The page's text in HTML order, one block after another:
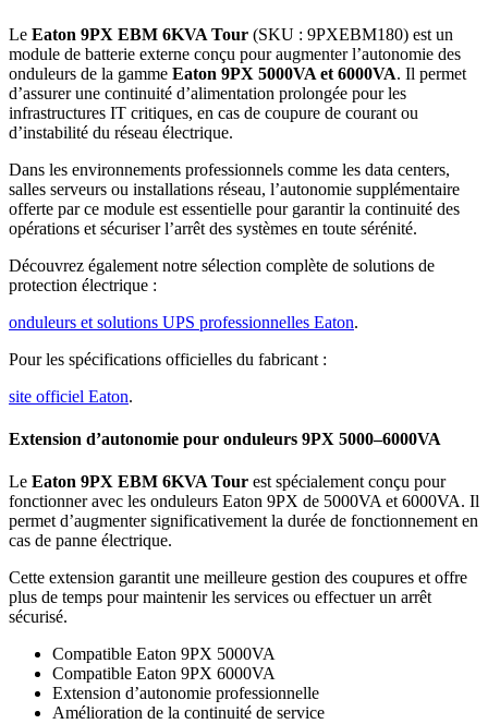
Le Eaton 9PX EBM 6KVA Tour (SKU : 9PXEBM180) est un
module de batterie externe conçu pour augmenter l’autonomie des
onduleurs de la gamme Eaton 9PX 5000VA et 6000VA. Il permet
d’assurer une continuité d’alimentation prolongée pour les
infrastructures IT critiques, en cas de coupure de courant ou
d’instabilité du réseau électrique.
Dans les environnements professionnels comme les data centers,
salles serveurs ou installations réseau, l’autonomie supplémentaire
offerte par ce module est essentielle pour garantir la continuité des
opérations et sécuriser l’arrêt des systèmes en toute sérénité.
Découvrez également notre sélection complète de solutions de
protection électrique :
onduleurs et solutions UPS professionnelles Eaton.
Pour les spécifications officielles du fabricant :
site officiel Eaton.
Extension d’autonomie pour onduleurs 9PX 5000–6000VA
Le Eaton 9PX EBM 6KVA Tour est spécialement conçu pour
fonctionner avec les onduleurs Eaton 9PX de 5000VA et 6000VA. Il
permet d’augmenter significativement la durée de fonctionnement en
cas de panne électrique.
Cette extension garantit une meilleure gestion des coupures et offre
plus de temps pour maintenir les services ou effectuer un arrêt
sécurisé.
Compatible Eaton 9PX 5000VA
Compatible Eaton 9PX 6000VA
Extension d’autonomie professionnelle
Amélioration de la continuité de service